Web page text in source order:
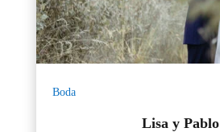
Boda
Lisa y Pablo